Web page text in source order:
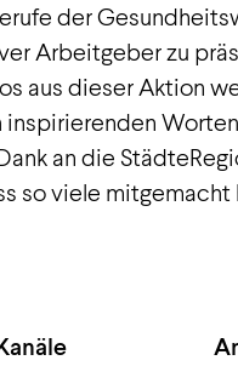
der
Arbeitgeber zu
aus dieser Aktion
an die
so viele